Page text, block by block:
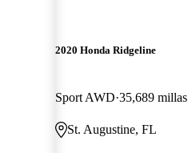
2020 Honda Ridgeline
Sport AWD 35,689 millas
St. Augustine, FL